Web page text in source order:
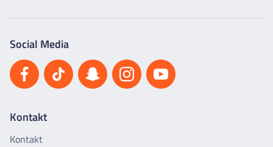
Social Media
Kontakt
Kontakt